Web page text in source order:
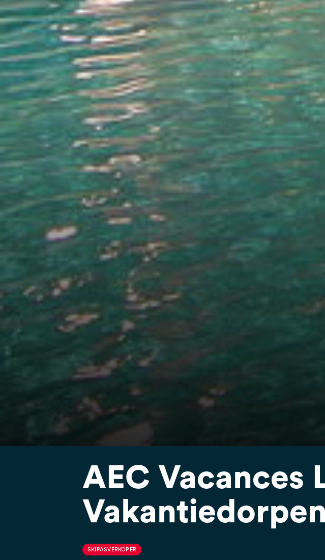
AEC Vacances
Vakantiedorpen
SKIPASVERKOPER